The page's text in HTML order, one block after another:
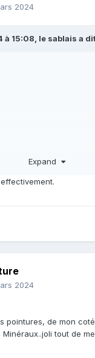
2024
à 15:08, le sablais a
Expand
2024
pointures, de mon
tout de